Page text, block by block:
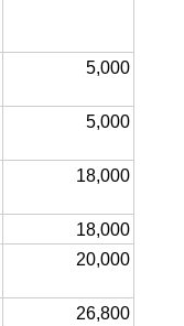
5,000
5,000
18,000
18,000
20,000
26,800